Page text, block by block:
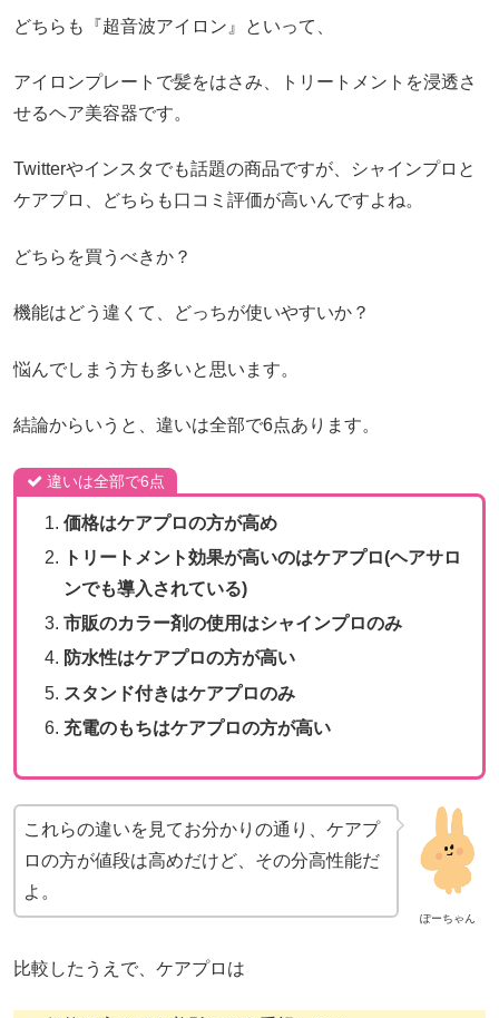
どちらも『超音波アイロン』といって、
アイロンプレートで髪をはさみ、トリートメントを浸透さ
せるヘア美容器です。
Twitterやインスタでも話題の商品ですが、シャインプロと
ケアプロ、どちらも口コミ評価が高いんですよね。
どちらを買うべきか？
機能はどう違くて、どっちが使いやすいか？
悩んでしまう方も多いと思います。
結論からいうと、違いは全部で6点あります。
違いは全部で6点
価格はケアプロの方が高め
トリートメント効果が高いのはケアプロ(ヘアサロ
ンでも導入されている)
市販のカラー剤の使用はシャインプロのみ
防水性はケアプロの方が高い
スタンド付きはケアプロのみ
充電のもちはケアプロの方が高い
ぽーちゃん
これらの違いを見てお分かりの通り、ケアプ
ロの方が値段は高めだけど、その分高性能だ
よ。
比較したうえで、ケアプロは